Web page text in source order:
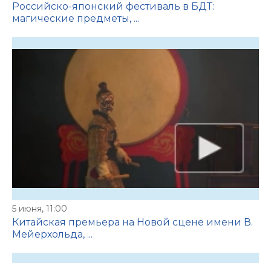
Российско-японский фестиваль в БДТ:
магические предметы, ...
5 июня, 11:00
Китайская премьера на Новой сцене имени В.
Мейерхольда, ...